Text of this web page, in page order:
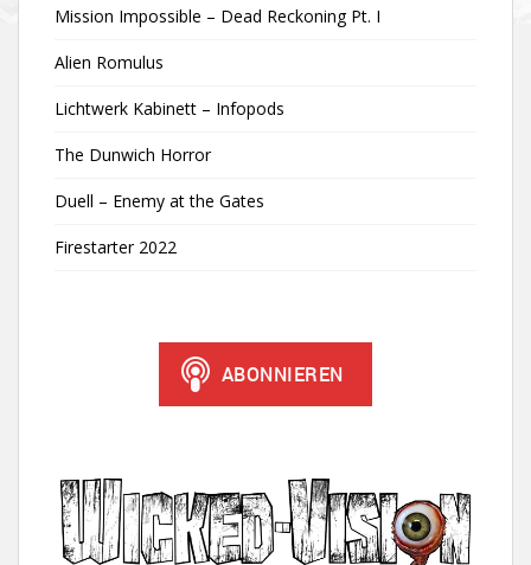
Mission Impossible – Dead Reckoning Pt. I
Alien Romulus
Lichtwerk Kabinett – Infopods
The Dunwich Horror
Duell – Enemy at the Gates
Firestarter 2022